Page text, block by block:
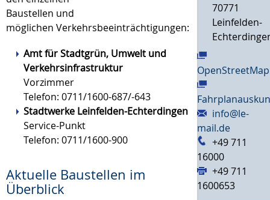
Baustellen und
möglichen Verkehrsbeeinträchtigungen:
Amt für Stadtgrün, Umwelt und
Verkehrsinfrastruktur
Vorzimmer
Telefon: 0711/1600-687/-643
Stadtwerke Leinfelden-Echterdingen
Service-Punkt
Telefon: 0711/1600-900
Aktuelle Baustellen im
Überblick
70771
Leinfelden-
OpenStreetMap
info@le-
mail.de
+49 711
16000
+49 711
1600653